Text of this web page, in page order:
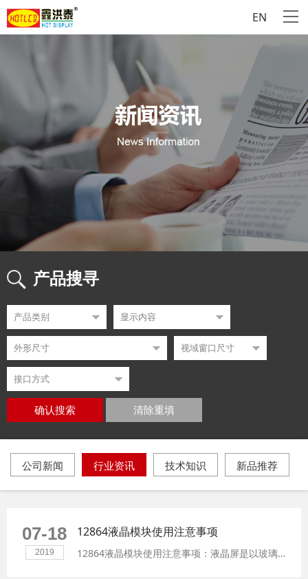
EN
产品搜寻
确认搜索 清除重填
公司新闻 行业资讯 技术知识 新品推荐
07-18
2019
12864液晶模块使用注意事项
12864液晶模块使用注意事项：液晶屏是以玻璃为基础的，掉落或击中硬物可能会导致液晶屏破碎或破碎,尤其是在角落。